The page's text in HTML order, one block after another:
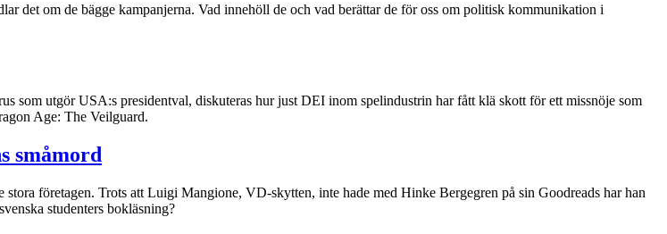
det om de bägge kampanjerna. Vad innehöll de och vad berättar de för oss om politisk kommunikation i
utgör USA:s presidentval, diskuteras hur just DEI inom spelindustrin har fått klä skott för ett missnöje som
Age: The Veilguard.
småmord
företagen. Trots att Luigi Mangione, VD-skytten, inte hade med Hinke Bergegren på sin Goodreads har han
studenters bokläsning?